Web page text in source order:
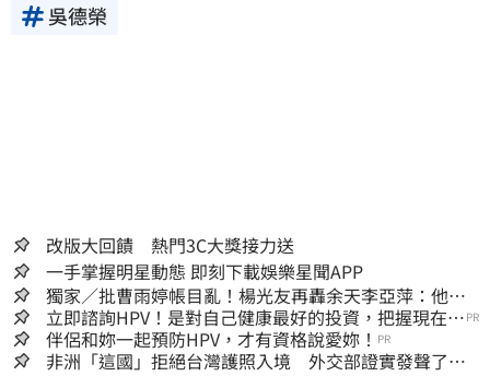
吳德榮
改版大回饋 熱門3C大獎接力送
一手掌握明星動態 即刻下載娛樂星聞APP
獨家／批曹雨婷帳目亂！楊光友再轟余天李亞萍：他們
工會跟演藝圈沒關
立即諮詢HPV！是對自己健康最好的投資，把握現在不
嫌晚！
PR
伴侶和妳一起預防HPV，才有資格說愛妳！ PR
非洲「這國」拒絕台灣護照入境 外交部證實發聲了：